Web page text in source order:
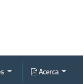
Acerca